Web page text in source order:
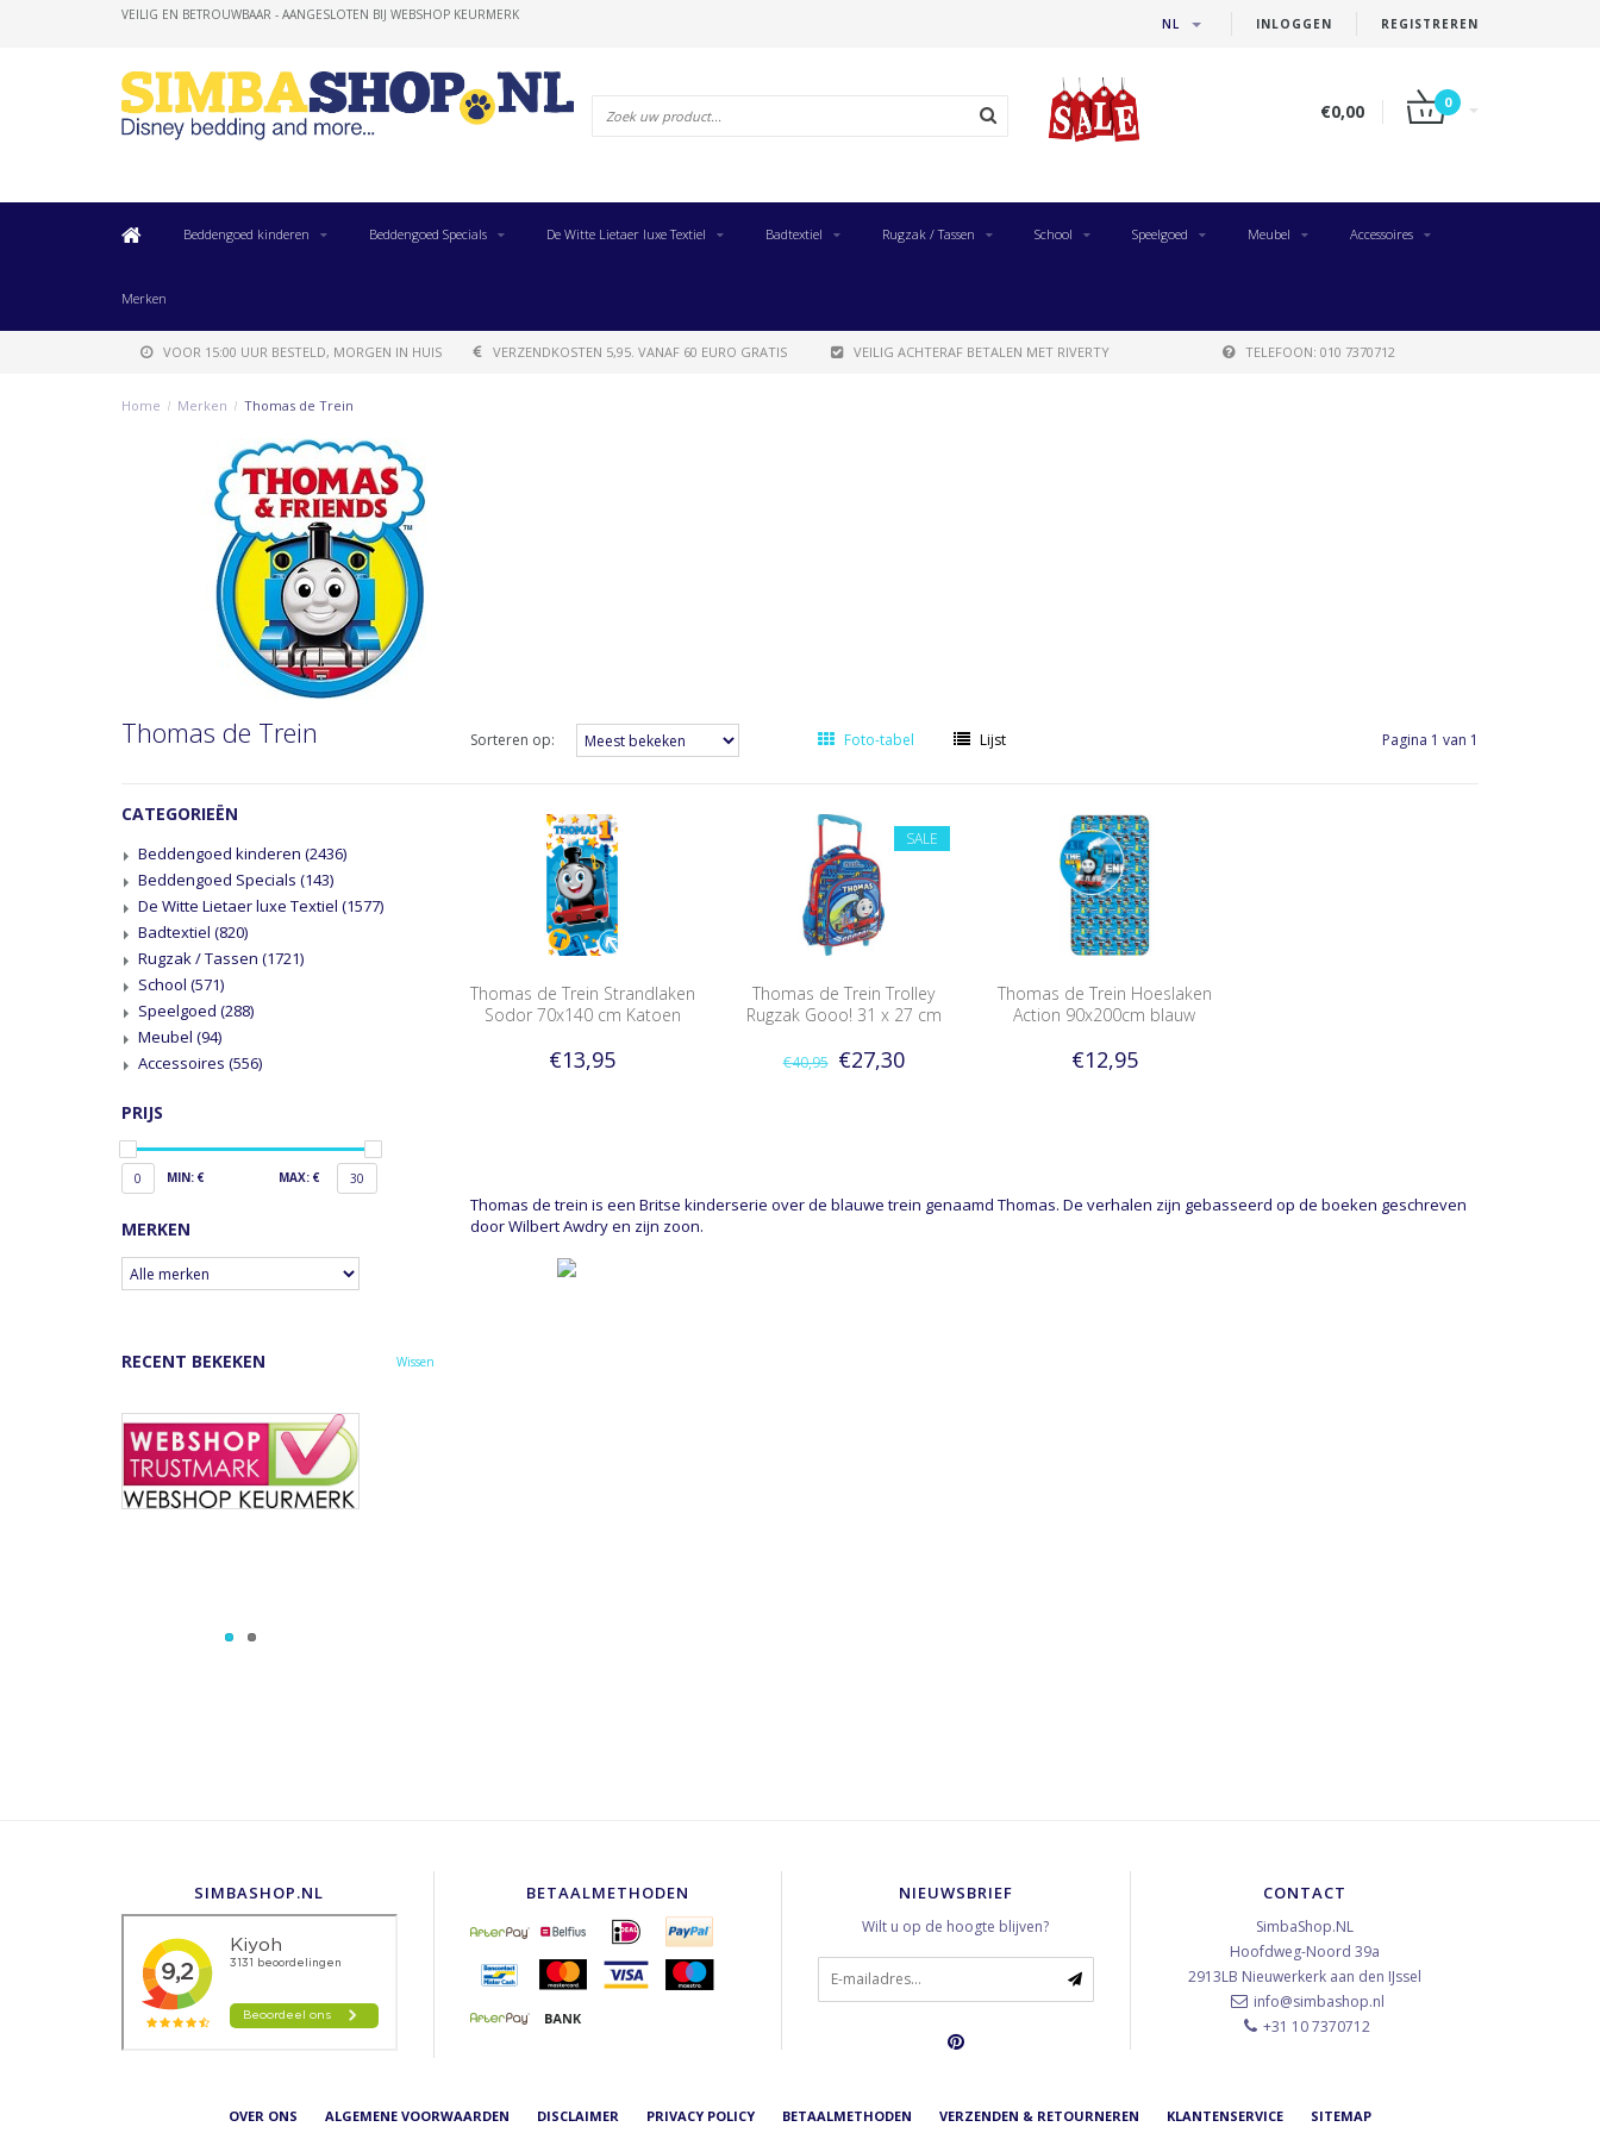
INLOGGEN REGISTREREN
NL
VEILIG EN BETROUWBAAR - AANGESLOTEN BIJ WEBSHOP KEURMERK
€0,00 0
Beddengoed kinderen Beddengoed Specials De Witte Lietaer luxe Textiel Badtextiel Rugzak / Tassen School Speelgoed Meubel Accessoires
Merken
VOOR 15:00 UUR BESTELD, MORGEN IN HUIS VERZENDKOSTEN 5,95. VANAF 60 EURO GRATIS VEILIG ACHTERAF BETALEN MET RIVERTY TELEFOON: 010 7370712
Home / Merken / Thomas de Trein
Thomas de Trein Sorteren op: Foto-tabel Lijst Pagina 1 van 1
CATEGORIEËN
Beddengoed kinderen (2436)
Beddengoed Specials (143)
De Witte Lietaer luxe Textiel (1577)
Badtextiel (820)
Rugzak / Tassen (1721)
School (571)
Speelgoed (288)
Meubel (94)
Accessoires (556)
PRIJS
0 MIN: € MAX: € 30
MERKEN
RECENT BEKEKEN Wissen
Thomas de Trein Strandlaken
Sodor 70x140 cm Katoen
€13,95
SALE
Thomas de Trein Trolley
Rugzak Gooo! 31 x 27 cm
€40,95 €27,30
Thomas de Trein Hoeslaken
Action 90x200cm blauw
€12,95
Thomas de trein is een Britse kinderserie over de blauwe trein genaamd Thomas. De verhalen zijn gebasseerd op de boeken geschreven
door Wilbert Awdry en zijn zoon.
SIMBASHOP.NL BETAALMETHODEN NIEUWSBRIEF
Wilt u op de hoogte blijven?
CONTACT
SimbaShop.NL
Hoofdweg-Noord 39a
2913LB Nieuwerkerk aan den IJssel
info@simbashop.nl
+31 10 7370712
OVER ONS ALGEMENE VOORWAARDEN DISCLAIMER PRIVACY POLICY BETAALMETHODEN VERZENDEN & RETOURNEREN KLANTENSERVICE SITEMAP